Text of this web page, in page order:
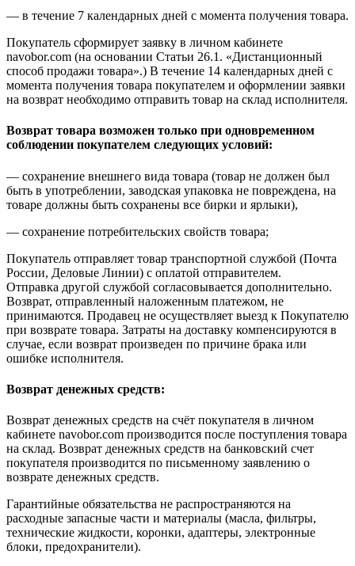
— в течение 7 календарных дней с момента получения товара.
Покупатель сформирует заявку в личном кабинете
navobor.com (на основании Статьи 26.1. «Дистанционный
способ продажи товара».) В течение 14 календарных дней с
момента получения товара покупателем и оформлении заявки
на возврат необходимо отправить товар на склад исполнителя.
Возврат товара возможен только при одновременном
соблюдении покупателем следующих условий:
— сохранение внешнего вида товара (товар не должен был
быть в употреблении, заводская упаковка не повреждена, на
товаре должны быть сохранены все бирки и ярлыки),
— сохранение потребительских свойств товара;
Покупатель отправляет товар транспортной службой (Почта
России, Деловые Линии) с оплатой отправителем.
Отправка другой службой согласовывается дополнительно.
Возврат, отправленный наложенным платежом, не
принимаются. Продавец не осуществляет выезд к Покупателю
при возврате товара. Затраты на доставку компенсируются в
случае, если возврат произведен по причине брака или
ошибке исполнителя.
Возврат денежных средств:
Возврат денежных средств на счёт покупателя в личном
кабинете navobor.com производится после поступления товара
на склад. Возврат денежных средств на банковский счет
покупателя производится по письменному заявлению о
возврате денежных средств.
Гарантийные обязательства не распространяются на
расходные запасные части и материалы (масла, фильтры,
технические жидкости, коронки, адаптеры, электронные
блоки, предохранители).